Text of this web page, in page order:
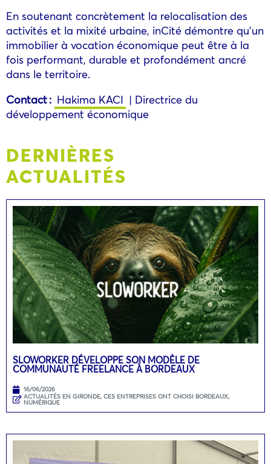
En soutenant concrètement la relocalisation des
activités et la mixité urbaine, inCité démontre qu’un
immobilier à vocation économique peut être à la
fois performant, durable et profondément ancré
dans le territoire.
Contact : Hakima KACI | Directrice du
développement économique
DERNIÈRES
ACTUALITÉS
SLOWORKER DÉVELOPPE SON MODÈLE DE
COMMUNAUTÉ FREELANCE À BORDEAUX
16/06/2026
ACTUALITÉS EN GIRONDE, CES ENTREPRISES ONT CHOISI BORDEAUX,
NUMÉRIQUE